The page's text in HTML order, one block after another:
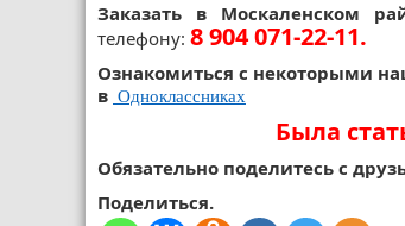
Заказать в Москаленском
телефону: 8 904 071-22-11.
Ознакомиться с некоторыми
в Одноклассниках
Была
Обязательно поделитесь с
Поделиться.